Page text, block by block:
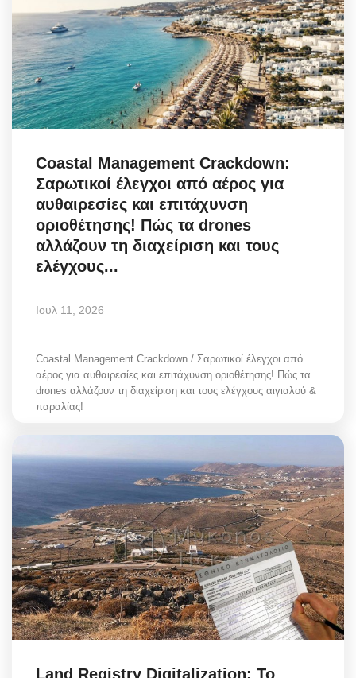
Coastal Management Crackdown:
Σαρωτικοί έλεγχοι από αέρος για
αυθαιρεσίες και επιτάχυνση
οριοθέτησης! Πώς τα drones
αλλάζουν τη διαχείριση και τους
ελέγχους...
Ιουλ 11, 2026
Coastal Management Crackdown / Σαρωτικοί έλεγχοι από
αέρος για αυθαιρεσίες και επιτάχυνση οριοθέτησης! Πώς τα
drones αλλάζουν τη διαχείριση και τους ελέγχους αιγιαλού &
παραλίας!
Land Registry Digitalization: Το